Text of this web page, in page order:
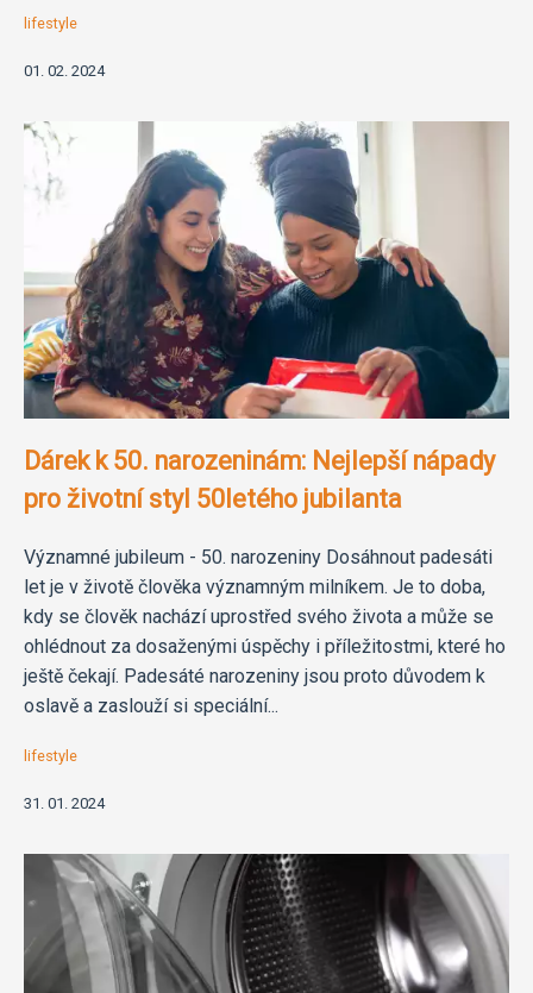
lifestyle
01. 02. 2024
Dárek k 50. narozeninám: Nejlepší nápady
pro životní styl 50letého jubilanta
Významné jubileum - 50. narozeniny Dosáhnout padesáti
let je v životě člověka významným milníkem. Je to doba,
kdy se člověk nachází uprostřed svého života a může se
ohlédnout za dosaženými úspěchy i příležitostmi, které ho
ještě čekají. Padesáté narozeniny jsou proto důvodem k
oslavě a zaslouží si speciální...
lifestyle
31. 01. 2024